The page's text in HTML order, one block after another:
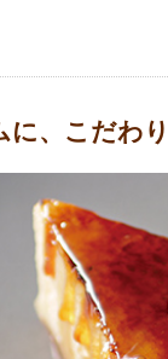
、 こだわ